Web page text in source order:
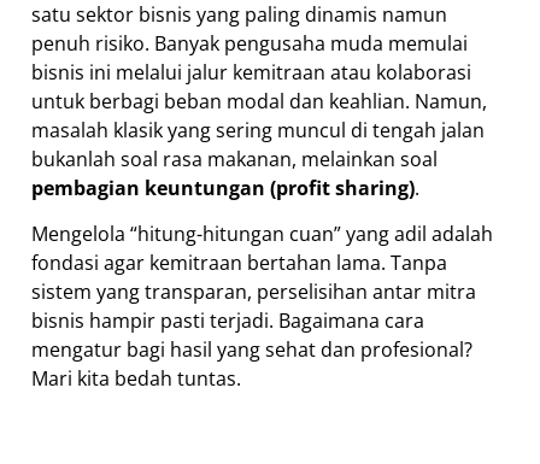
satu sektor bisnis yang paling dinamis namun
penuh risiko. Banyak pengusaha muda memulai
bisnis ini melalui jalur kemitraan atau kolaborasi
untuk berbagi beban modal dan keahlian. Namun,
masalah klasik yang sering muncul di tengah jalan
bukanlah soal rasa makanan, melainkan soal
pembagian keuntungan (profit sharing).
Mengelola “hitung-hitungan cuan” yang adil adalah
fondasi agar kemitraan bertahan lama. Tanpa
sistem yang transparan, perselisihan antar mitra
bisnis hampir pasti terjadi. Bagaimana cara
mengatur bagi hasil yang sehat dan profesional?
Mari kita bedah tuntas.